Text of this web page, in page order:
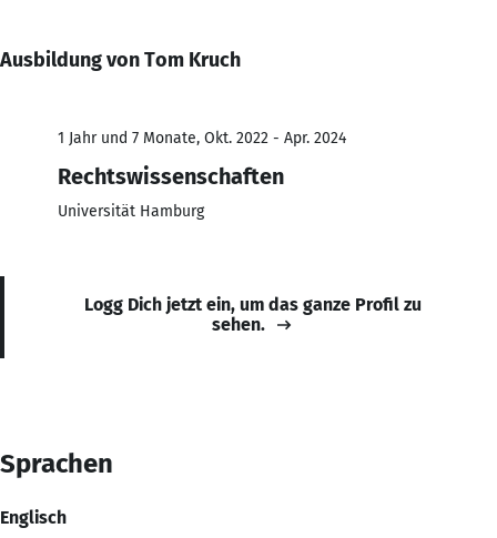
Ausbildung von Tom Kruch
1 Jahr und 7 Monate, Okt. 2022 - Apr. 2024
Rechtswissenschaften
Universität Hamburg
Logg Dich jetzt ein, um das ganze Profil zu
sehen.
Sprachen
Englisch